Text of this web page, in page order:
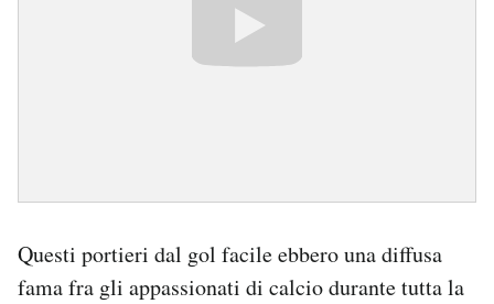
Questi portieri dal gol facile ebbero una diffusa
fama fra gli appassionati di calcio durante tutta la